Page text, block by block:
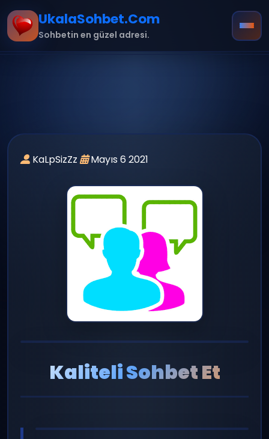
UkalaSohbet.Com
Sohbetin en güzel adresi.
İletişimKaLpSizZz Mayıs 6 2021
Kaliteli Sohbet Et